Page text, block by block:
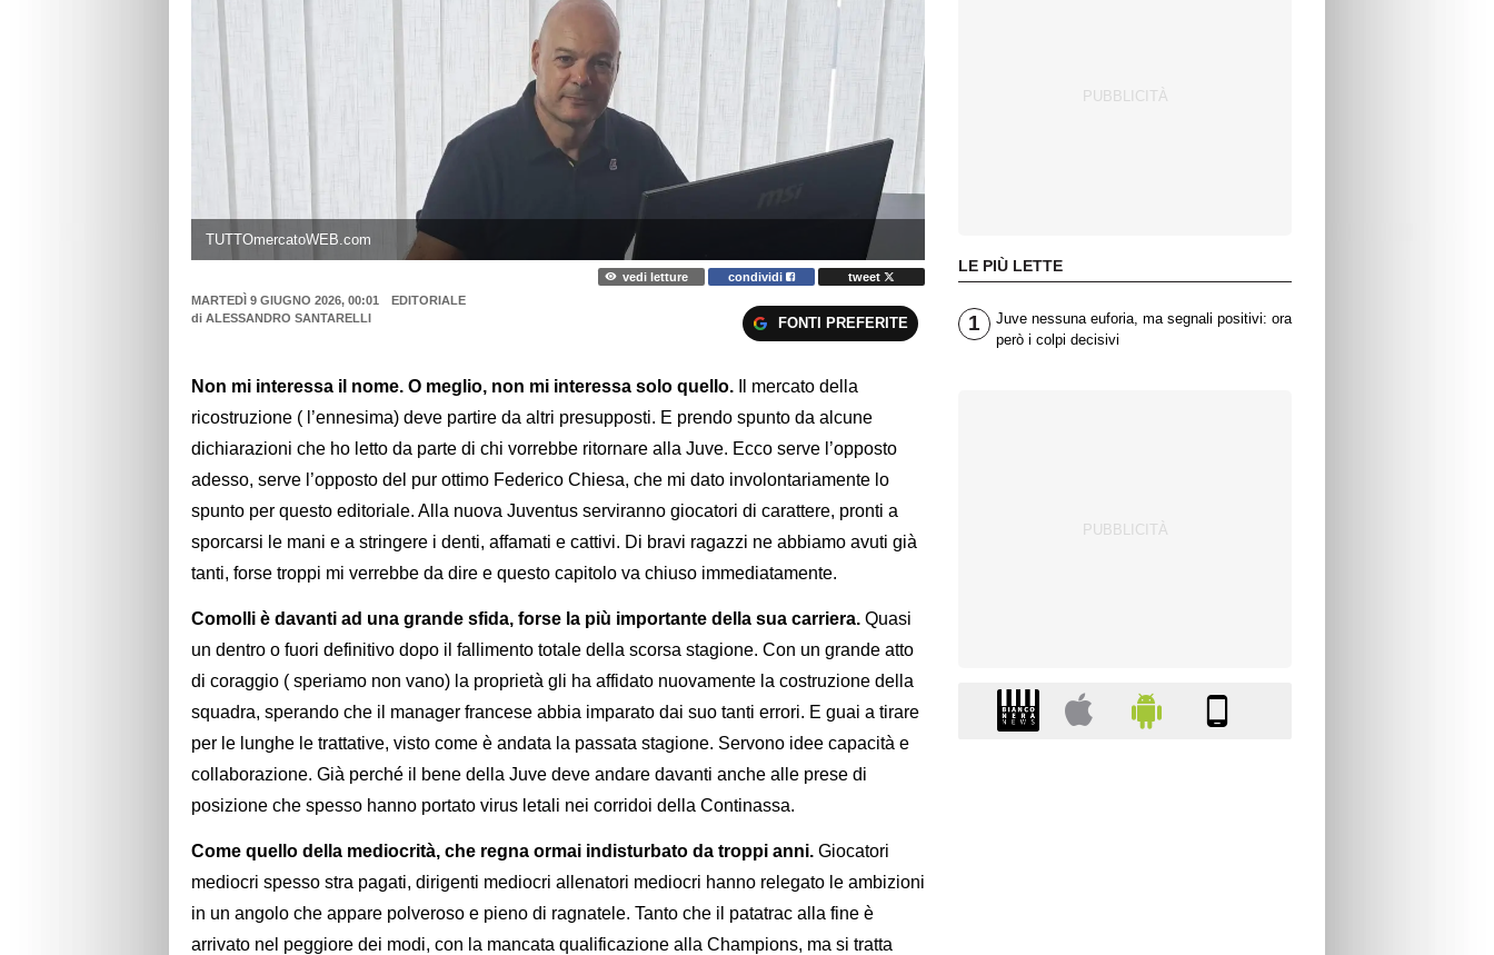
TUTTOmercatoWEB.com
vedi letture condividi
tweet
MARTEDÌ 9 GIUGNO 2026, 00:01
EDITORIALE
di ALESSANDRO SANTARELLI FONTI PREFERITE
Non mi interessa il nome. O meglio, non mi interessa solo quello.
Il mercato della
ricostruzione ( l’ennesima) deve partire da altri presupposti. E prendo spunto da alcune
dichiarazioni che ho letto da parte di chi vorrebbe ritornare alla Juve. Ecco serve l’opposto
adesso, serve l’opposto del pur ottimo Federico Chiesa, che mi dato involontariamente lo
spunto per questo editoriale. Alla nuova Juventus serviranno giocatori di carattere, pronti a
sporcarsi le mani e a stringere i denti, affamati e cattivi. Di bravi ragazzi ne abbiamo avuti già
tanti, forse troppi mi verrebbe da dire e questo capitolo va chiuso immediatamente.
Comolli è davanti ad una grande sfida, forse la più importante della sua carriera. Quasi
un dentro o fuori definitivo dopo il fallimento totale della scorsa stagione. Con un grande atto
di coraggio ( speriamo non vano) la proprietà gli ha affidato nuovamente la costruzione della
squadra, sperando che il manager francese abbia imparato dai suo tanti errori. E guai a tirare
per le lunghe le trattative, visto come è andata la passata stagione. Servono idee capacità e
collaborazione. Già perché il bene della Juve deve andare davanti anche alle prese di
posizione che spesso hanno portato virus letali nei corridoi della Continassa.
Come quello della mediocrità, che regna ormai indisturbato da troppi anni. Giocatori
mediocri spesso stra pagati, dirigenti mediocri allenatori mediocri hanno relegato le ambizioni
in un angolo che appare polveroso e pieno di ragnatele. Tanto che il patatrac alla fine è
arrivato nel peggiore dei modi, con la mancata qualificazione alla Champions, ma si tratta
LE PIÙ LETTE
1
Juve nessuna euforia, ma segnali positivi: ora
però i colpi decisivi